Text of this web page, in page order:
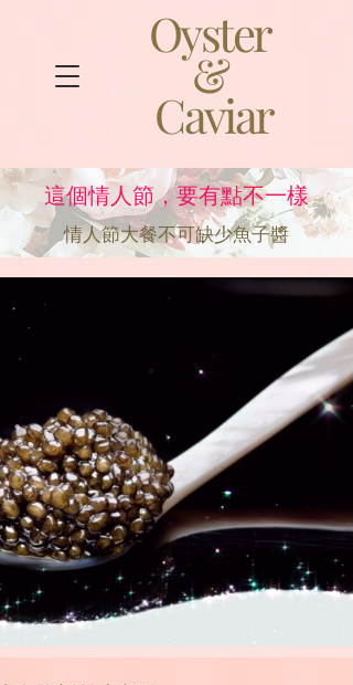
Oyster
&
Caviar
這個情人節，要有點不一樣
情人節大餐不可缺少魚子醬